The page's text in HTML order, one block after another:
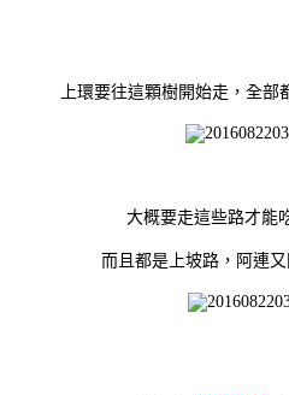
上環要往這顆樹開始走，全部
大概要走這些路才能
而且都是上坡路，阿連